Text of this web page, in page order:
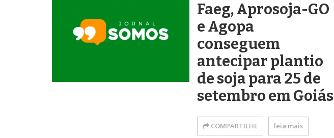
Faeg, Aprosoja-GO
e Agopa
conseguem
antecipar plantio
de soja para 25 de
setembro em Goiás
COMPARTILHE leia mais